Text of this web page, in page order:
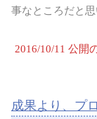
事なところだと思
2016/10/11 公開
成果より、プ